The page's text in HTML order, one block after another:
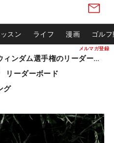
メルマガ登録
スン ライフ 漫画 ゴル
松山英樹ら出場 ウィンダム選手権のリーダーボード
ーダーボード
グ